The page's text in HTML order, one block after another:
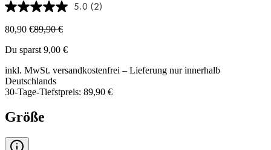
5.0 (2)
80,90 €89,90 €
Du sparst 9,00 €
inkl. MwSt. versandkostenfrei – Lieferung nur innerhalb
Deutschlands
30-Tage-Tiefstpreis: 89,90 €
Größe